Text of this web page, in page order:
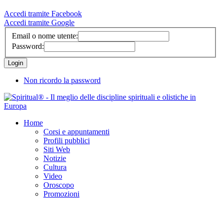
Accedi tramite Facebook
Accedi tramite Google
Email o nome utente:
Password:
Non ricordo la password
Home
Corsi e appuntamenti
Profili pubblici
Siti Web
Notizie
Cultura
Video
Oroscopo
Promozioni